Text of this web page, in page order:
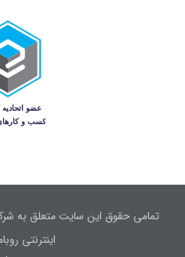
تمامی حقوق این سایت متعلق به
اینترنتی